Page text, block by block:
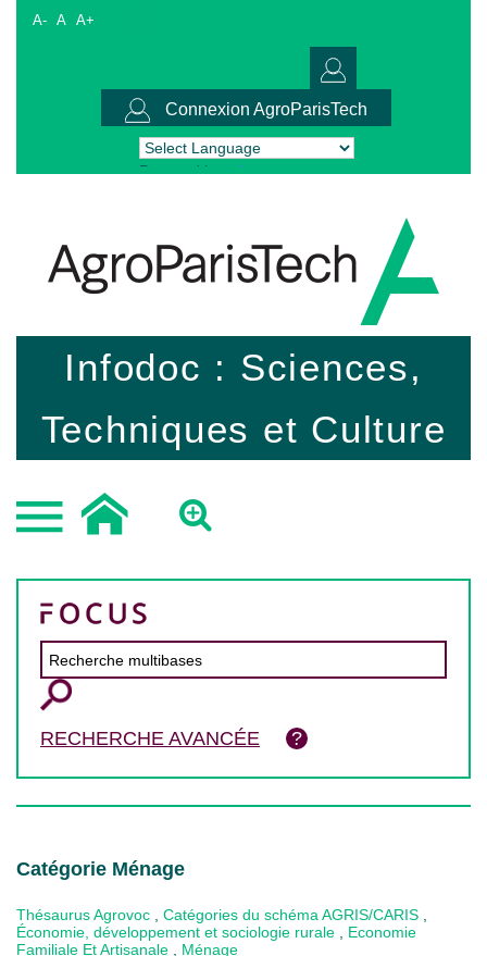
A- A A+
Connexion AgroParisTech
Powered by Translate
Infodoc : Sciences,
Techniques et Culture
RECHERCHE AVANCÉE
Catégorie Ménage
Thésaurus Agrovoc Catégories du schéma AGRIS/CARIS
Économie, développement et sociologie rurale
Economie
Familiale Et Artisanale
Ménage